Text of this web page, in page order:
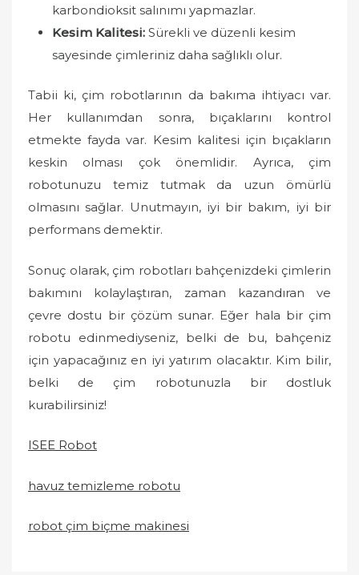
karbondioksit salınımı yapmazlar.
Kesim Kalitesi: Sürekli ve düzenli kesim
sayesinde çimleriniz daha sağlıklı olur.
Tabii ki, çim robotlarının da bakıma ihtiyacı var.
Her kullanımdan sonra, bıçaklarını kontrol
etmekte fayda var. Kesim kalitesi için bıçakların
keskin olması çok önemlidir. Ayrıca, çim
robotunuzu temiz tutmak da uzun ömürlü
olmasını sağlar. Unutmayın, iyi bir bakım, iyi bir
performans demektir.
Sonuç olarak, çim robotları bahçenizdeki çimlerin
bakımını kolaylaştıran, zaman kazandıran ve
çevre dostu bir çözüm sunar. Eğer hala bir çim
robotu edinmediyseniz, belki de bu, bahçeniz
için yapacağınız en iyi yatırım olacaktır. Kim bilir,
belki de çim robotunuzla bir dostluk
kurabilirsiniz!
ISEE Robot
havuz temizleme robotu
robot çim biçme makinesi